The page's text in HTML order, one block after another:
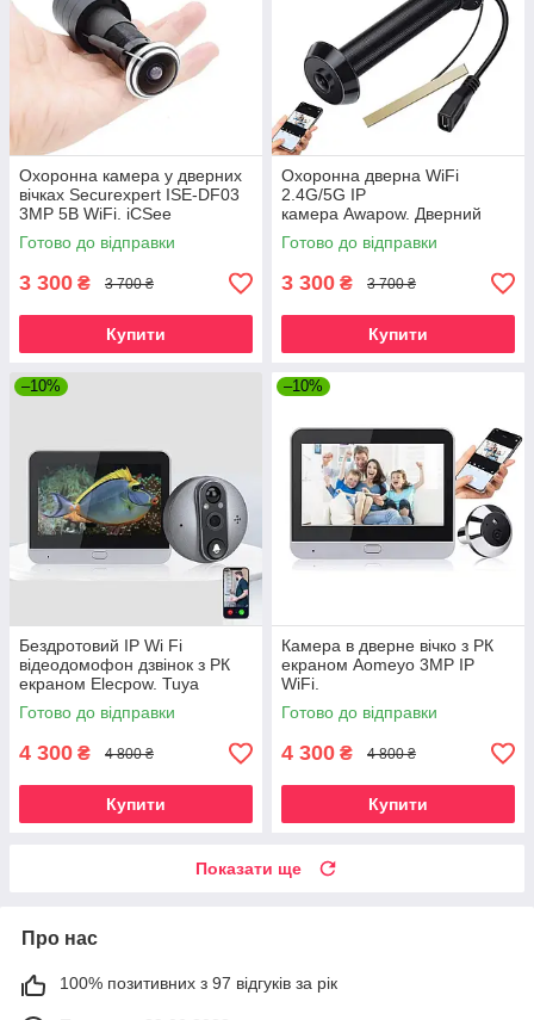
Охоронна камера у дверних
вічках Securexpert ISE-DF03
3MP 5B WiFi. iCSee
Готово до відправки
3 300 ₴ 3 700 ₴
Купити
Охоронна дверна WiFi
2.4G/5G IP
камера Awapow. Дверний
вічок 1080P IR940nm. Tuya
Smart або Smart Life
Готово до відправки
3 300 ₴ 3 700 ₴
Купити
–10%
Бездротовий IP Wi Fi
відеодомофон дзвінок з РК
екраном Elecpow. Tuya
Готово до відправки
4 300 ₴ 4 800 ₴
Купити
–10%
Камера в дверне вічко з РК
екраном Aomeyo 3MP IP
WiFi.
Готово до відправки
4 300 ₴ 4 800 ₴
Купити
Показати ще
Про нас
100% позитивних з 97 відгуків за рік